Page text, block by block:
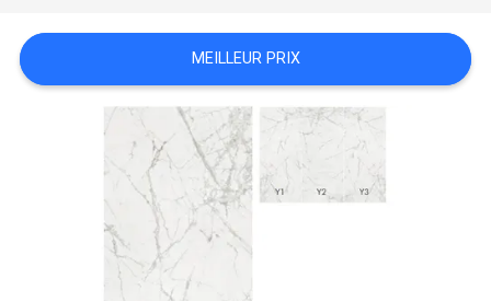
DEMANDEZ
UN DEVIS
MEILLEUR PRIX